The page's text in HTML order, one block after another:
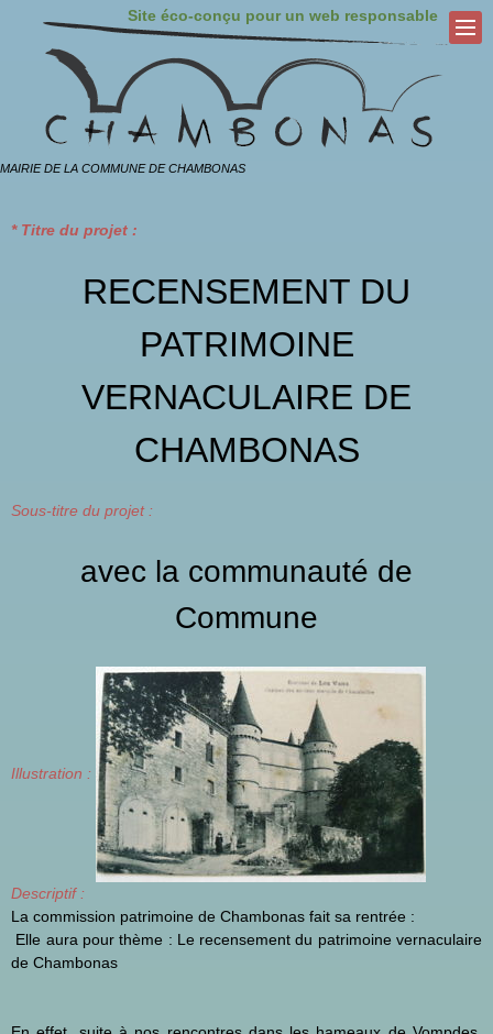
MAIRIE DE LA COMMUNE DE CHAMBONAS
Site éco-conçu pour un web responsable
* Titre du projet :
RECENSEMENT DU
PATRIMOINE
VERNACULAIRE DE
CHAMBONAS
Sous-titre du projet :
avec la communauté de
Commune
Illustration :
Descriptif :
La commission patrimoine de Chambonas fait sa rentrée :
Elle aura pour thème : Le recensement du patrimoine vernaculaire
de Chambonas